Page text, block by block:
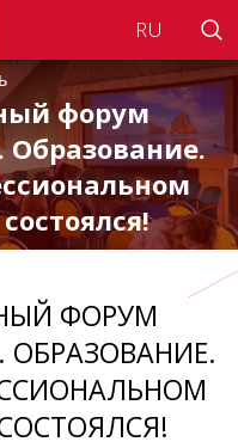
форум
Образование.
ФОРУМ
ОБРАЗОВАНИЕ.